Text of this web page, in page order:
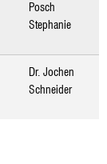
Posch
Stephanie
Dr. Jochen
Schneider